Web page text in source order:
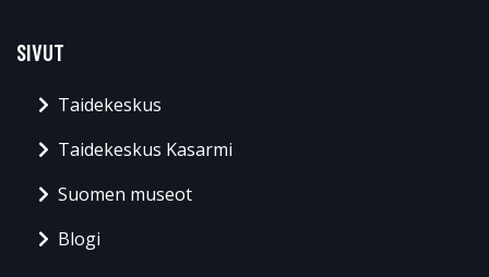
SIVUT
Taidekeskus
Taidekeskus Kasarmi
Suomen museot
Blogi